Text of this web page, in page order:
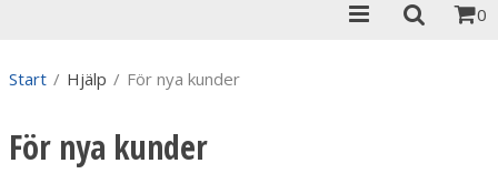
0
Start / Hjälp / För nya kunder
För nya kunder